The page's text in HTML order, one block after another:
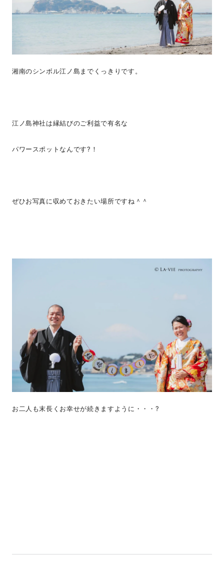
湘南のシンボル江ノ島までくっきりです。
江ノ島神社は縁結びのご利益で有名な
パワースポットなんです?！
ぜひお写真に収めておきたい場所ですね＾＾
お二人も末長くお幸せが続きますように・・・?